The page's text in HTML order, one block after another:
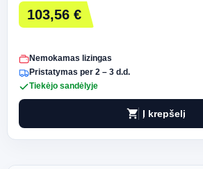
103,56 €
Nemokamas lizingas
Pristatymas per 2 – 3 d.d.
Tiekėjo sandėlyje
shopping_cart Į krepšelį